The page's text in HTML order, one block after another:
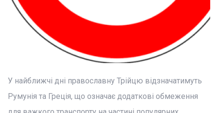
У найближчі дні православну Трійцю відзначатимуть
Румунія та Греція, що означає додаткові обмеження